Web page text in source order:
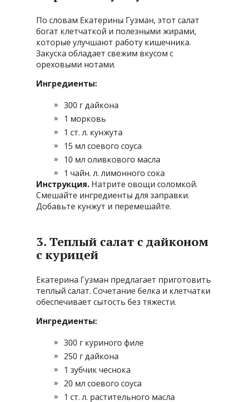
По словам Екатерины Гузман, этот салат
богат клетчаткой и полезными жирами,
которые улучшают работу кишечника.
Закуска обладает свежим вкусом с
ореховыми нотами.
Ингредиенты:
300 г дайкона
1 морковь
1 ст. л. кунжута
15 мл соевого соуса
10 мл оливкового масла
1 чайн. л. лимонного сока
Инструкция. Натрите овощи соломкой.
Смешайте ингредиенты для заправки.
Добавьте кунжут и перемешайте.
3. Теплый салат с дайконом
с курицей
Екатерина Гузман предлагает приготовить
теплый салат. Сочетание белка и клетчатки
обеспечивает сытость без тяжести.
Ингредиенты:
300 г куриного филе
250 г дайкона
1 зубчик чеснока
20 мл соевого соуса
1 ст. л. растительного масла